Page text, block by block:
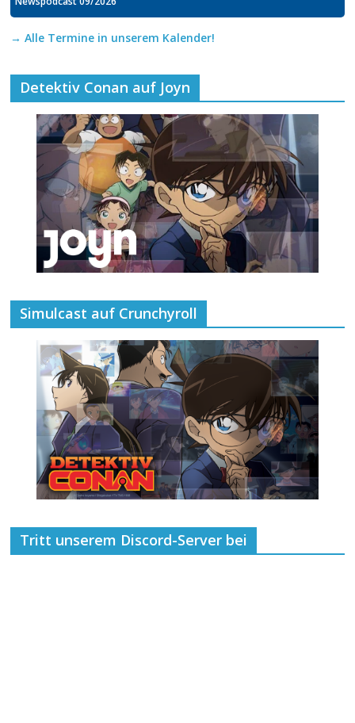
→ Alle Termine in unserem Kalender!
Detektiv Conan auf Joyn
Simulcast auf Crunchyroll
Tritt unserem Discord-Server bei